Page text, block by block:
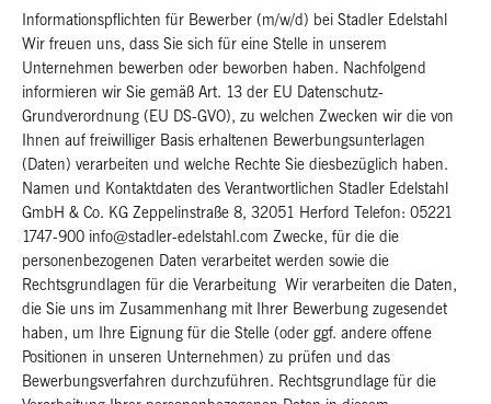
Informationspflichten für Bewerber (m/w/d) bei Stadler Edelstahl
Wir freuen uns, dass Sie sich für eine Stelle in unserem
Unternehmen bewerben oder beworben haben. Nachfolgend
informieren wir Sie gemäß Art. 13 der EU Datenschutz-
Grundverordnung (EU DS-GVO), zu welchen Zwecken wir die von
Ihnen auf freiwilliger Basis erhaltenen Bewerbungsunterlagen
(Daten) verarbeiten und welche Rechte Sie diesbezüglich haben.
Namen und Kontaktdaten des Verantwortlichen Stadler Edelstahl
GmbH & Co. KG Zeppelinstraße 8, 32051 Herford Telefon: 05221
1747-900 info@stadler-edelstahl.com Zwecke, für die die
personenbezogenen Daten verarbeitet werden sowie die
Rechtsgrundlagen für die Verarbeitung Wir verarbeiten die Daten,
die Sie uns im Zusammenhang mit Ihrer Bewerbung zugesendet
haben, um Ihre Eignung für die Stelle (oder ggf. andere offene
Positionen in unseren Unternehmen) zu prüfen und das
Bewerbungsverfahren durchzuführen. Rechtsgrundlage für die